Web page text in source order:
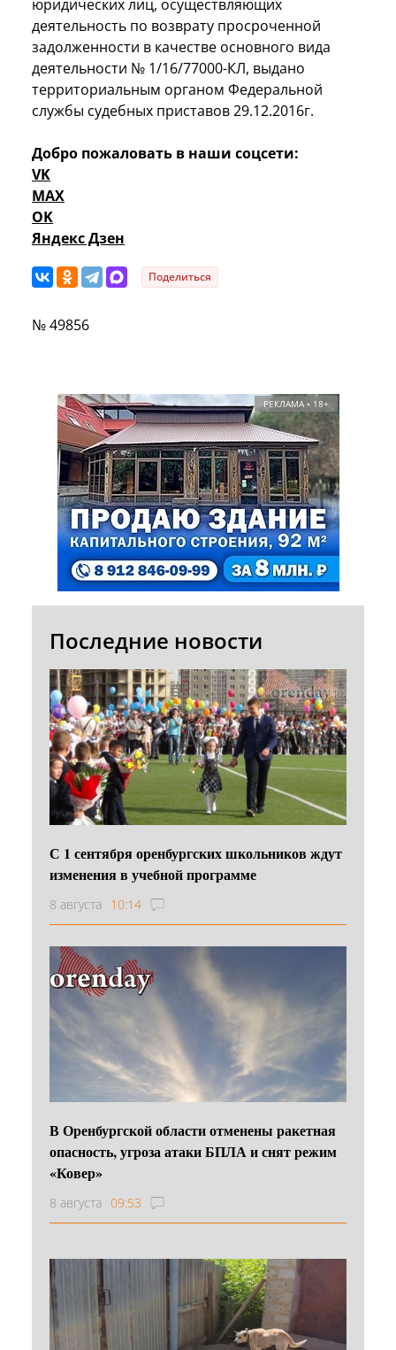
юридических лиц, осуществляющих
деятельность по возврату просроченной
задолженности в качестве основного вида
деятельности № 1/16/77000-КЛ, выдано
территориальным органом Федеральной
службы судебных приставов 29.12.2016г.
Добро пожаловать в наши соцсети:
VK
MAX
OK
Яндекс Дзен
Поделиться
№ 49856
РЕКЛАМА • 18+
Последние новости
С 1 сентября оренбургских школьников ждут
изменения в учебной программе
8 августа 10:14
В Оренбургской области отменены ракетная
опасность, угроза атаки БПЛА и снят режим
«Ковер»
8 августа 09:53